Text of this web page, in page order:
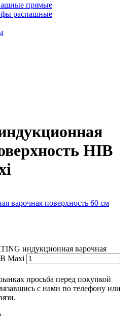
прямые
распашные
HIB
варочная поверхность 60 см
индукционная варочная
Maxi
просьба перед покупкой
с нами по телефону или